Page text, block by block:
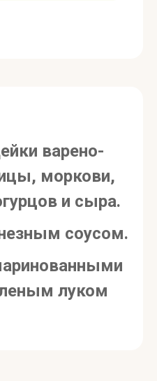
варено-
моркови,
и сыра.
соусом.
луком